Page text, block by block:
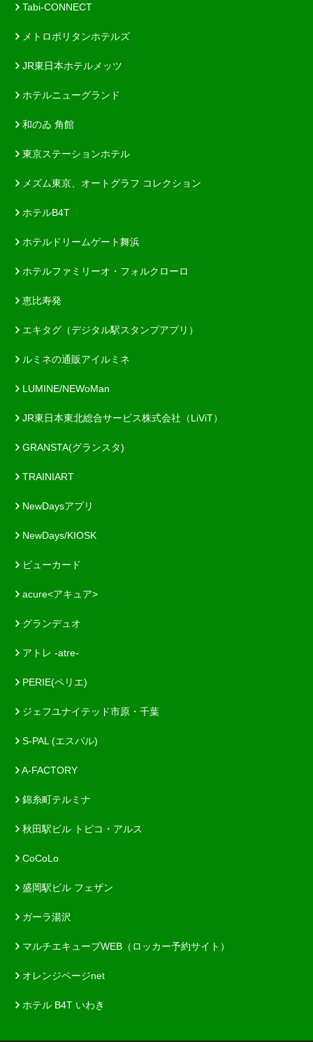
Tabi-CONNECT
メトロポリタンホテルズ
JR東日本ホテルメッツ
ホテルニューグランド
和のゐ 角館
東京ステーションホテル
メズム東京、オートグラフ コレクション
ホテルB4T
ホテルドリームゲート舞浜
ホテルファミリーオ・フォルクローロ
恵比寿発
エキタグ（デジタル駅スタンプアプリ）
ルミネの通販アイルミネ
LUMINE/NEWoMan
JR東日本東北総合サービス株式会社（LiViT）
GRANSTA(グランスタ)
TRAINIART
NewDaysアプリ
NewDays/KIOSK
ビューカード
acure<アキュア>
グランデュオ
アトレ -atre-
PERIE(ペリエ)
ジェフユナイテッド市原・千葉
S-PAL (エスパル)
A-FACTORY
錦糸町テルミナ
秋田駅ビル トピコ・アルス
CoCoLo
盛岡駅ビル フェザン
ガーラ湯沢
マルチエキューブWEB（ロッカー予約サイト）
オレンジページnet
ホテル B4T いわき